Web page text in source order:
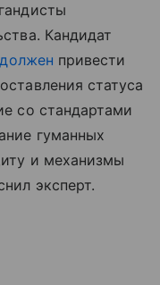
Кандидат
должен привести
статуса
со стандартами
гуманных
и механизмы
эксперт.